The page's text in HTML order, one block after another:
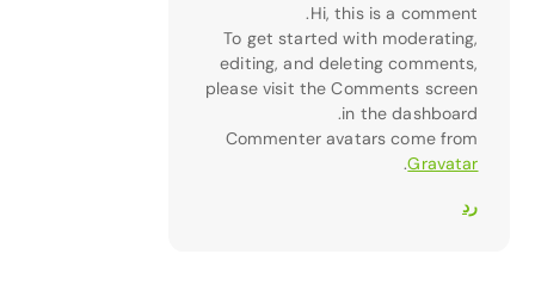
Hi, this is a comment.
To get started with moderating,
editing, and deleting comments,
please visit the Comments screen
in the dashboard.
Commenter avatars come from
Gravatar
.
رد